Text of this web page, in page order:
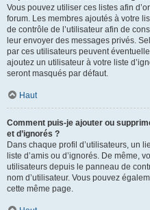
Vous pouvez utiliser ces listes afin
forum. Les membres ajoutés à votre
de contrôle de l’utilisateur afin de
leur envoyer des messages privés.
par ces utilisateurs peuvent
ajoutez un utilisateur à votre liste
seront masqués par défaut.
Haut
Comment puis-je ajouter ou
et d’ignorés ?
Dans chaque profil d’utilisateurs, un
liste d’amis ou d’ignorés. De même,
utilisateurs depuis le panneau de
nom d’utilisateur. Vous pouvez
cette même page.